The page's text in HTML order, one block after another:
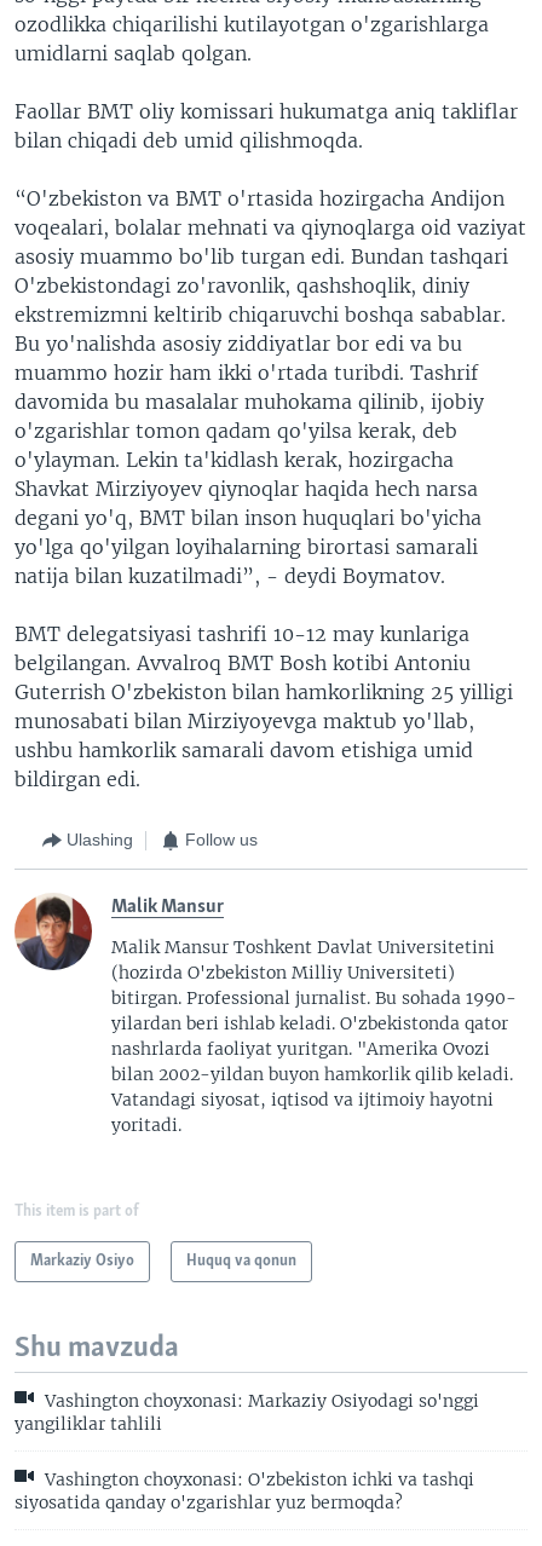
ozodlikka chiqarilishi kutilayotgan o'zgarishlarga
umidlarni saqlab qolgan.
Faollar BMT oliy komissari hukumatga aniq takliflar
bilan chiqadi deb umid qilishmoqda.
“O'zbekiston va BMT o'rtasida hozirgacha Andijon
voqealari, bolalar mehnati va qiynoqlarga oid vaziyat
asosiy muammo bo'lib turgan edi. Bundan tashqari
O'zbekistondagi zo'ravonlik, qashshoqlik, diniy
ekstremizmni keltirib chiqaruvchi boshqa sabablar.
Bu yo'nalishda asosiy ziddiyatlar bor edi va bu
muammo hozir ham ikki o'rtada turibdi. Tashrif
davomida bu masalalar muhokama qilinib, ijobiy
o'zgarishlar tomon qadam qo'yilsa kerak, deb
o'ylayman. Lekin ta'kidlash kerak, hozirgacha
Shavkat Mirziyoyev qiynoqlar haqida hech narsa
degani yo'q, BMT bilan inson huquqlari bo'yicha
yo'lga qo'yilgan loyihalarning birortasi samarali
natija bilan kuzatilmadi”, - deydi Boymatov.
BMT delegatsiyasi tashrifi 10-12 may kunlariga
belgilangan. Avvalroq BMT Bosh kotibi Antoniu
Guterrish O'zbekiston bilan hamkorlikning 25 yilligi
munosabati bilan Mirziyoyevga maktub yo'llab,
ushbu hamkorlik samarali davom etishiga umid
bildirgan edi.
Ulashing Follow us
Malik Mansur
Malik Mansur Toshkent Davlat Universitetini
(hozirda O'zbekiston Milliy Universiteti)
bitirgan. Professional jurnalist. Bu sohada 1990-
yilardan beri ishlab keladi. O'zbekistonda qator
nashrlarda faoliyat yuritgan. "Amerika Ovozi
bilan 2002-yildan buyon hamkorlik qilib keladi.
Vatandagi siyosat, iqtisod va ijtimoiy hayotni
yoritadi.
This item is part of
Markaziy Osiyo Huquq va qonun
Shu mavzuda
Vashington choyxonasi: Markaziy Osiyodagi so'nggi
yangiliklar tahlili
Vashington choyxonasi: O'zbekiston ichki va tashqi
siyosatida qanday o'zgarishlar yuz bermoqda?